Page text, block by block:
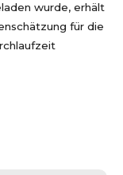
wurde, erhält
für die